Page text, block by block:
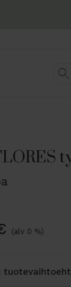
(alv 0 %)